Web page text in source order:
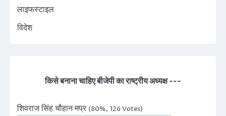
लाइफस्टाइल
विदेश
किसे बनाना चाहिए बीजेपी का राष्ट्रीय अध्यक्ष ---
शिवराज सिंह चौहान मप्र (80%, 126 Votes)